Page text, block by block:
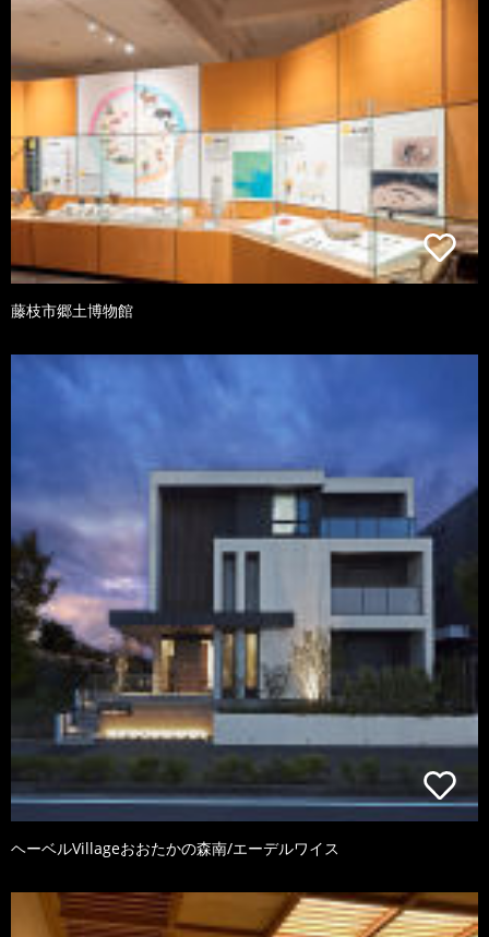
藤枝市郷土博物館
ヘーベルVillageおおたかの森南/エーデルワイス